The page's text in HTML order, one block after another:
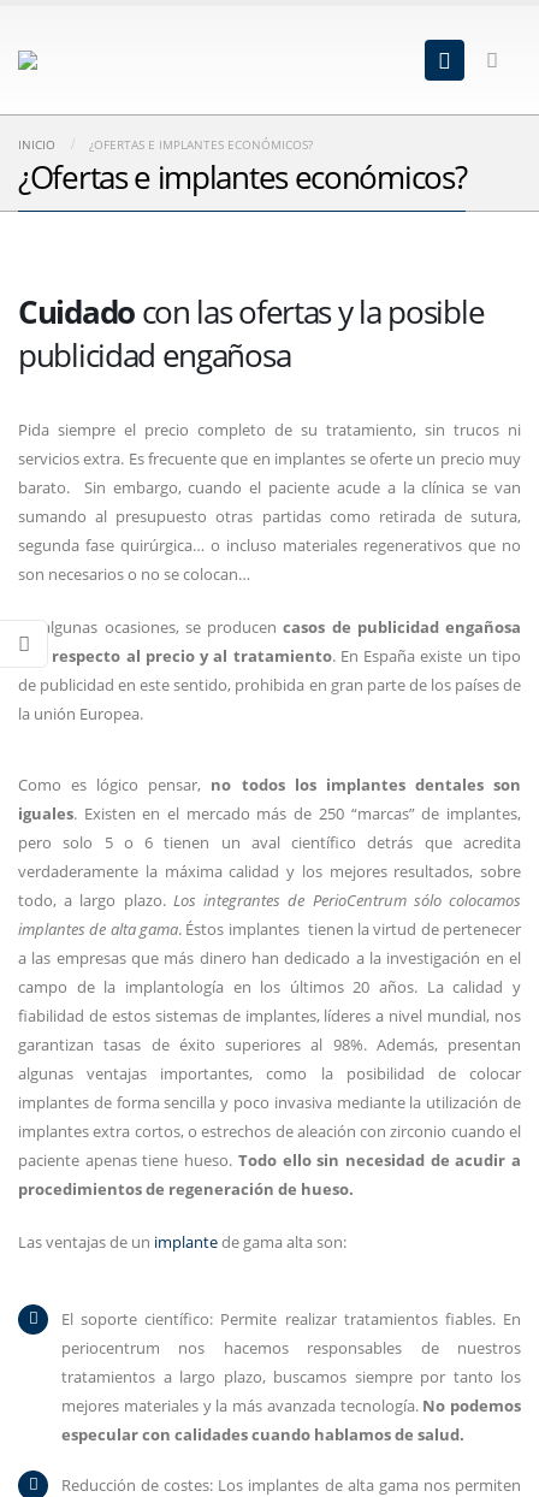
INICIO ¿OFERTAS E IMPLANTES ECONÓMICOS?
¿Ofertas e implantes económicos?
Cuidadocon las ofertas y la posible
publicidad engañosa
Pida siempre el precio completo de su tratamiento, sin trucos ni
servicios extra. Es frecuente que en implantes se oferte un precio muy
barato. Sin embargo, cuando el paciente acude a la clínica se van
sumando al presupuesto otras partidas como retirada de sutura,
segunda fase quirúrgica… o incluso materiales regenerativos que no
son necesarios o no se colocan…
En algunas ocasiones, se producencasos de publicidad engañosa
con respecto al precio y al tratamiento. En España existe un tipo
de publicidad en este sentido, prohibida en gran parte de los países de
la unión Europea.
Como es lógico pensar, no todos los implantes dentales son
iguales. Existen en el mercado más de 250 “marcas” de implantes,
pero solo 5 o 6 tienen un aval científico detrás que acredita
verdaderamente la máxima calidad y los mejores resultados, sobre
todo, a largo plazo. Los integrantes de PerioCentrum sólo colocamos
implantes de alta gama. Éstos implantes tienen la virtud de pertenecer
a las empresas que más dinero han dedicado a la investigación en el
campo de la implantología en los últimos 20 años. La calidad y
fiabilidad de estos sistemas de implantes, líderes a nivel mundial, nos
garantizan tasas de éxito superiores al 98%. Además, presentan
algunas ventajas importantes, como la posibilidad de colocar
implantes de forma sencilla y poco invasiva mediante la utilización de
implantes extra cortos, o estrechos de aleación con zirconio cuando el
paciente apenas tiene hueso. Todo ello sin necesidad de acudir a
procedimientos de regeneración de hueso.
Las ventajas de un implantede gama alta son:
El soporte científico: Permite realizar tratamientos fiables. En
periocentrum nos hacemos responsables de nuestros
tratamientos a largo plazo, buscamos siempre por tanto los
mejores materiales y la más avanzada tecnología. No podemos
especular con calidades cuando hablamos de salud.
Reducción de costes: Los implantes de alta gama nos permiten